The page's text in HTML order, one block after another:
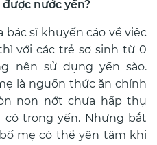
nước yến?
bác sĩ khuyến cáo về việc
với các trẻ sơ sinh từ 0
nên sử dụng yến sào.
là nguồn thức ăn chính
non nớt chưa hấp thụ
trong yến. Nhưng bắt
mẹ có thể yên tâm khi